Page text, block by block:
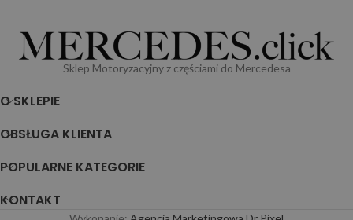
Sklep Motoryzacyjny z częściami do Mercedesa
O SKLEPIE
OBSŁUGA KLIENTA
POPULARNE KATEGORIE
KONTAKT